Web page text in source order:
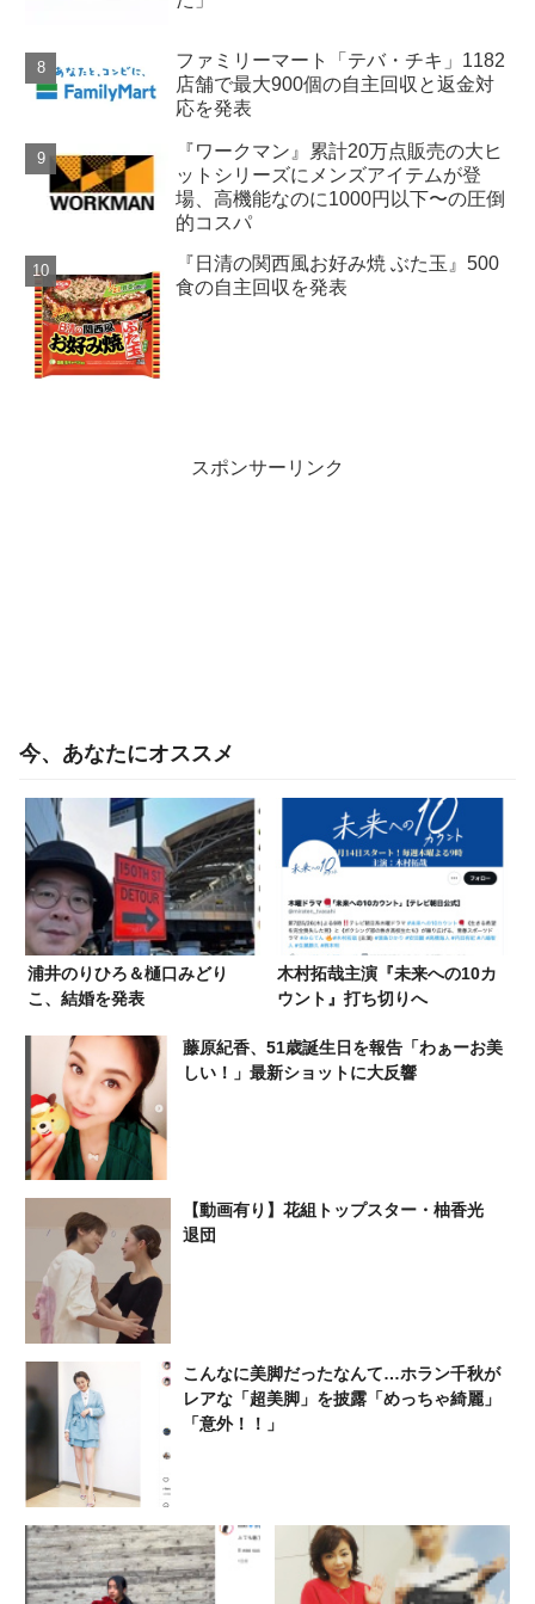
ファミリーマート「テバ・チキ」1182
店舗で最大900個の自主回収と返金対
応を発表
『ワークマン』累計20万点販売の大ヒ
ットシリーズにメンズアイテムが登
場、高機能なのに1000円以下〜の圧倒
的コスパ
『日清の関西風お好み焼 ぶた玉』500
食の自主回収を発表
スポンサーリンク
今、あなたにオススメ
浦井のりひろ＆樋口みどり
こ、結婚を発表
木村拓哉主演『未来への10カ
ウント』打ち切りへ
藤原紀香、51歳誕生日を報告「わぁーお美
しい！」最新ショットに大反響
【動画有り】花組トップスター・柚香光
退団
こんなに美脚だったなんて…ホラン千秋が
レアな「超美脚」を披露「めっちゃ綺麗」
「意外！！」